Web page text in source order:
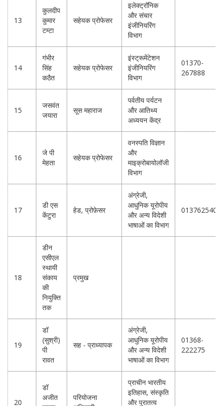
13
कुलदीप
कुमार
टम्टा
सहेयक प्रोफेसर
इलेक्ट्रॉनिक
और संचार
इंजीनियरिंग
विभाग
14
गंभीर
सिंह
कठैत
सहेयक प्रोफेसर
इंस्ट्रूमेंटेशन
इंजीनियरिंग
विभाग
01370-
267888
15
जसवंत
जयारा
सूस महाराज
पर्वतीय पर्यटन
और आतिथ्य
अध्ययन केंद्र
16
जे पी
मेहता
सहेयक प्रोफेसर
वनस्पति विज्ञान
और
माइक्रोबायोलॉजी
विभाग
17
डी एस
केंटुरा
हेड, प्रोफ़ेसर
अंग्रेजी,
आधुनिक यूरोपीय
और अन्य विदेशी
भाषाओं का विभाग
18
डीन
एसीएल
स्थायी
संकाय
की
नियुक्ति
तक
प्रमुख
19
डॉ
(सुश्री)
पी
रावत
सह - प्राध्यापक
अंग्रेजी,
आधुनिक यूरोपीय
और अन्य विदेशी
भाषाओं का विभाग
01368-
222275
20
डॉ
अजीत
परियोजना
प्राचीन भारतीय
इतिहास, संस्कृति
और पुरातत्व